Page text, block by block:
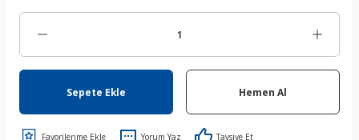
Sepete Ekle Hemen Al
Yorum Yaz Tavsiye Et